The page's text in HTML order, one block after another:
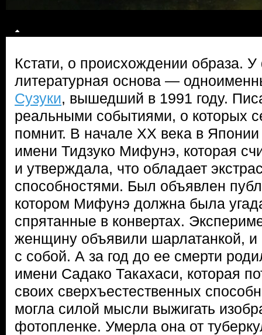
Кстати, о происхождении образа.
литературная основа —
Сузуки, вышедший в 1991 году.
реальными событиями, о которых
помнит. В начале XX века в
имени Тидзуко Мифунэ, которая
и утверждала, что обладает
способностями. Был объявлен
котором Мифунэ должна была
спрятанные в конвертах.
женщину объявили шарлатанкой, и
с собой. А за год до ее смерти
имени Садако Такахаси, которая
своих сверхъестественных
могла силой мысли выжигать
фотопленке. Умерла она от